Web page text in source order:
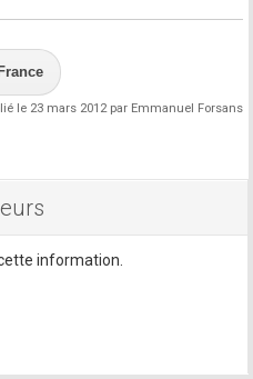
le 23 mars 2012 par Emmanuel Forsans
information.